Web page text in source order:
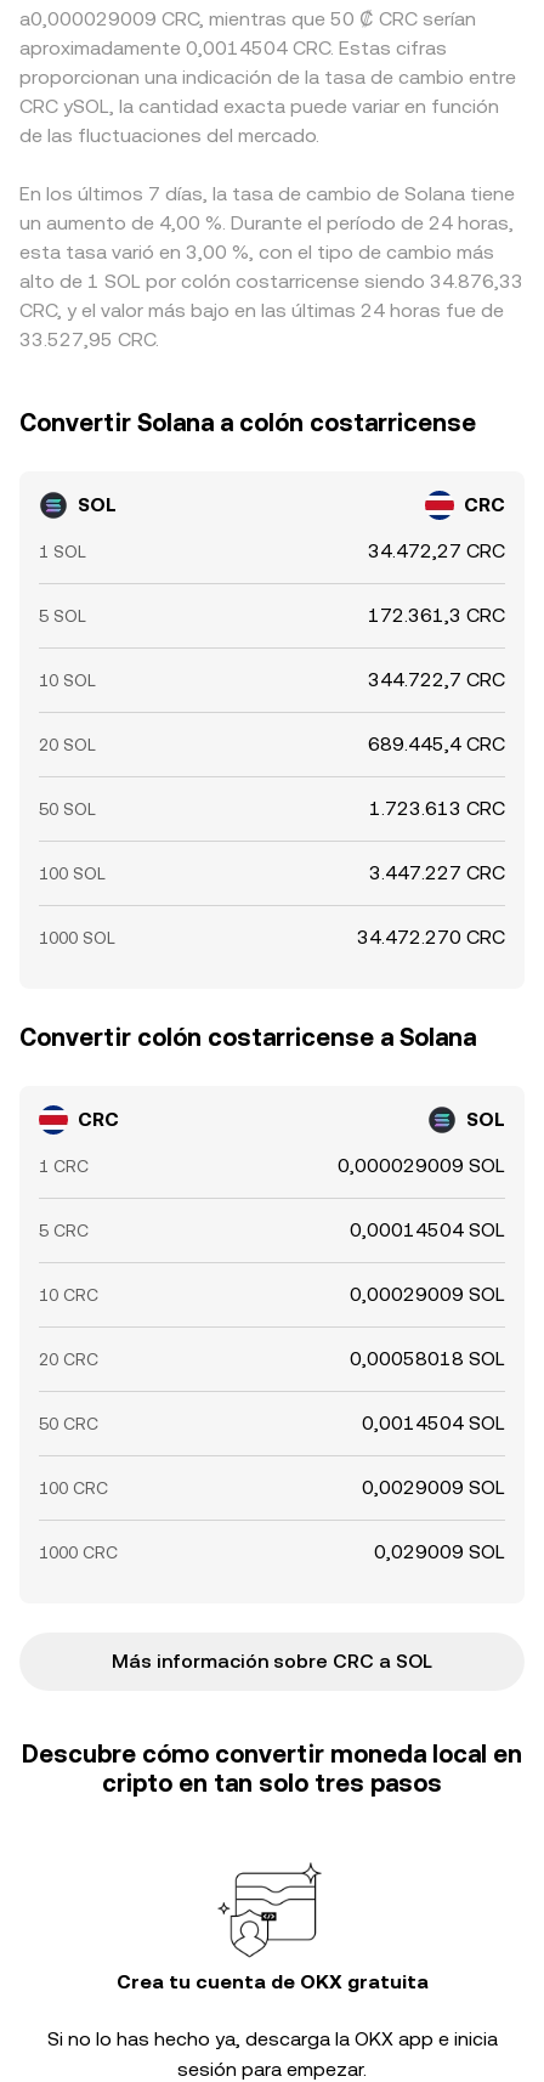
a0,000029009 CRC, mientras que 50 ₡ CRC serían
aproximadamente 0,0014504 CRC. Estas cifras
proporcionan una indicación de la tasa de cambio entre
CRC ySOL, la cantidad exacta puede variar en función
de las fluctuaciones del mercado.
En los últimos 7 días, la tasa de cambio de Solana tiene
un aumento de 4,00 %. Durante el período de 24 horas,
esta tasa varió en 3,00 %, con el tipo de cambio más
alto de 1 SOL por colón costarricense siendo 34.876,33
CRC, y el valor más bajo en las últimas 24 horas fue de
33.527,95 CRC.
Convertir Solana a colón costarricense
SOL CRC
1 SOL 34.472,27 CRC
5 SOL 172.361,3 CRC
10 SOL 344.722,7 CRC
20 SOL 689.445,4 CRC
50 SOL 1.723.613 CRC
100 SOL 3.447.227 CRC
1000 SOL 34.472.270 CRC
Convertir colón costarricense a Solana
CRC SOL
1 CRC 0,000029009 SOL
5 CRC 0,00014504 SOL
10 CRC 0,00029009 SOL
20 CRC 0,00058018 SOL
50 CRC 0,0014504 SOL
100 CRC 0,0029009 SOL
1000 CRC 0,029009 SOL
Más información sobre CRC a SOL
Descubre cómo convertir moneda local en
cripto en tan solo tres pasos
Crea tu cuenta de OKX gratuita
Si no lo has hecho ya, descarga la OKX app e inicia
sesión para empezar.